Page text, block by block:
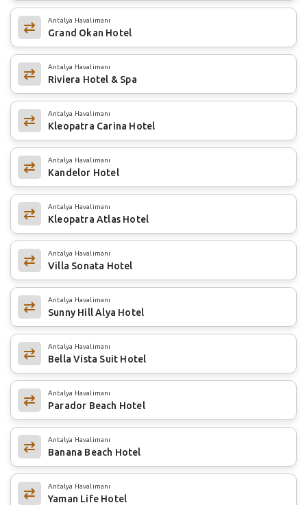
Antalya Havalimanı
Grand Okan Hotel
Antalya Havalimanı
Riviera Hotel & Spa
Antalya Havalimanı
Kleopatra Carina Hotel
Antalya Havalimanı
Kandelor Hotel
Antalya Havalimanı
Kleopatra Atlas Hotel
Antalya Havalimanı
Villa Sonata Hotel
Antalya Havalimanı
Sunny Hill Alya Hotel
Antalya Havalimanı
Bella Vista Suit Hotel
Antalya Havalimanı
Parador Beach Hotel
Antalya Havalimanı
Banana Beach Hotel
Antalya Havalimanı
Yaman Life Hotel